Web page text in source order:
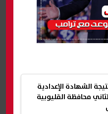
الشهادة الإعدادية
الثاني محافظة القليوبية